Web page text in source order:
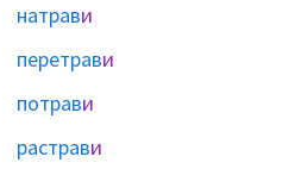
натрави
перетрави
потрави
растрави